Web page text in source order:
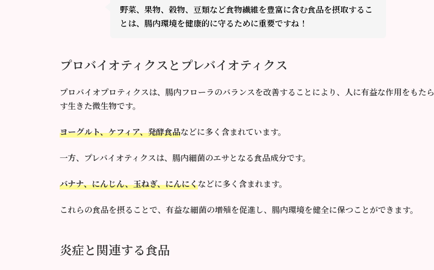
野菜、果物、穀物、豆類など食物繊維を豊富に含む食品を摂取するこ
とは、腸内環境を健康的に守るために重要ですね！
プロバイオティクスとプレバイオティクス
プロバイオプロティクスは、腸内フローラのバランスを改善することにより、人に有益な作用をもたら
す生きた微生物です。
ヨーグルト、ケフィア、発酵食品などに多く含まれています。
一方、プレバイオティクスは、腸内細菌のエサとなる食品成分です。
バナナ、にんじん、玉ねぎ、にんにくなどに多く含まれます。
これらの食品を摂ることで、有益な細菌の増殖を促進し、腸内環境を健全に保つことができます。
炎症と関連する食品